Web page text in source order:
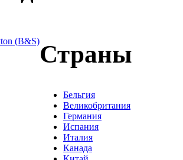
(B&S)Страны
Бельгия
Великобритания
Германия
Испания
Италия
Канада